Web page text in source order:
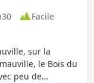
Facile
sur la
le Bois du
peu de